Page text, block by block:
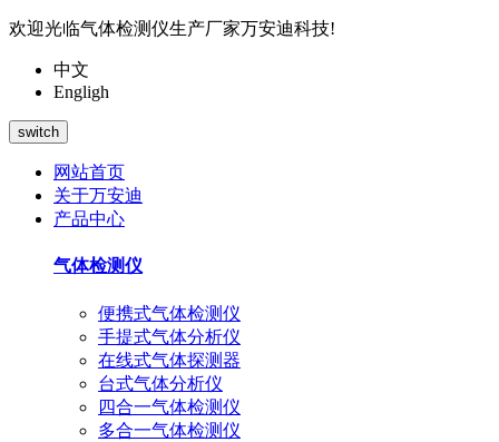
欢迎光临气体检测仪生产厂家万安迪科技!
中文
Engligh
switch
网站首页
关于万安迪
产品中心
气体检测仪
便携式气体检测仪
手提式气体分析仪
在线式气体探测器
台式气体分析仪
四合一气体检测仪
多合一气体检测仪